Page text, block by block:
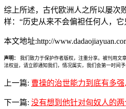
综上所述，古代欧洲人之所以屡次
样：“历史从来不会偏袒任何人，
本文地址:http://
声明：
我们致力于保护作者版权，注重分享。被刊用文
法权益，请立即通知我们，情况属实，我们会第一时间
上一篇: 曹操的治世能力到底有多强,
下一篇: 没有想到他针对匈奴人的两